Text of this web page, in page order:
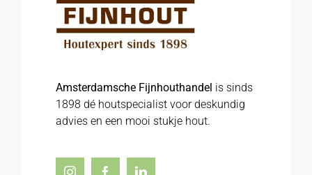
Amsterdamsche Fijnhouthandel is sinds
1898 dé houtspecialist voor deskundig
advies en een mooi stukje hout.